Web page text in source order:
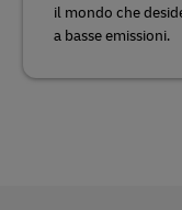
il mondo che
a basse emissioni.